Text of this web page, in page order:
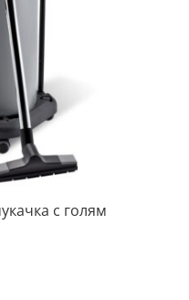
с голям